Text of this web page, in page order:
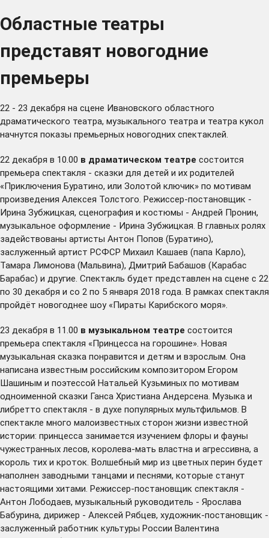
Областные театры
представят новогодние
премьеры
22 - 23 декабря на сцене Ивановского областного
драматического театра, музыкального театра и театра кукол
начнутся показы премьерных новогодних спектаклей.
22 декабря в 10.00 в драматическом театре состоится
премьера спектакля - сказки для детей и их родителей
«Приключения Буратино, или Золотой ключик» по мотивам
произведения Алексея Толстого. Режиссер-постановщик -
Ирина Зубжицкая, сценография и костюмы - Андрей Пронин,
музыкальное оформление - Ирина Зубжицкая. В главных ролях
задействованы артисты Антон Попов (Буратино),
заслуженный артист РСФСР Михаил Кашаев (папа Карло),
Тамара Лимонова (Мальвина), Дмитрий Бабашов (Карабас
Барабас) и другие. Спектакль будет представлен на сцене с 22
по 30 декабря и со 2 по 5 января 2018 года. В рамках спектакля
пройдёт новогоднее шоу «Пираты Карибского моря».
23 декабря в 11.00 в музыкальном театре состоится
премьера спектакля «Принцесса на горошине». Новая
музыкальная сказка понравится и детям и взрослым. Она
написана известным российским композитором Егором
Шашиным и поэтессой Натальей Кузьминых по мотивам
одноименной сказки Ганса Христиана Андерсена. Музыка и
либретто спектакля - в духе популярных мультфильмов. В
спектакле много малоизвестных сторон жизни известной
истории: принцесса занимается изучением флоры и фауны
чужестранных лесов, королева-мать властна и агрессивна, а
король тих и кроток. Волшебный мир из цветных перин будет
наполнен заводными танцами и песнями, которые станут
настоящими хитами. Режиссер-постановщик спектакля -
Антон Лободаев, музыкальный руководитель - Ярослава
Бабурина, дирижер - Алексей Рябцев, художник-постановщик -
заслуженный работник культуры России Валентина